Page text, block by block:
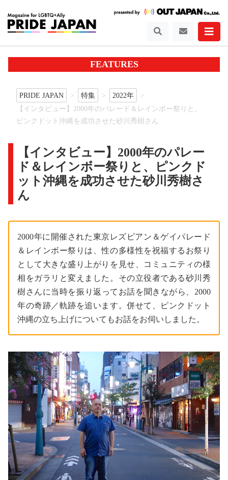
FEATURES
PRIDE JAPAN 特集
2022年
【インタビュー】2000年のパレード＆レインボー祭りと、
ピンクドット沖縄を成功させた砂川秀樹さん
【インタビュー】2000年のパレー
ド＆レインボー祭りと、ピンクド
ット沖縄を成功させた砂川秀樹さ
ん
2000年に開催された東京レズビアン＆ゲイパレード
＆レインボー祭りは、性の多様性を祝福するお祭り
として大きな盛り上がりを見せ、コミュニティの様
相をガラリと変えました。その立役者である砂川秀
樹さんに当時を振り返ってお話を聞きながら、2000
年の奇跡／軌跡を追います。併せて、ピンクドット
沖縄の立ち上げについてもお話をお伺いしました。